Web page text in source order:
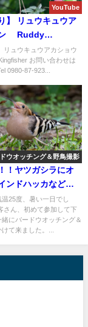
YouTube
】 リュウキュウア
ン Ruddy
リュウキュウアカショウ
お問い合わせは
0980-87-923...
ウオッチング＆野鳥撮影
！ヤツガシラにオ
ンドハッカなど。
チング＆野鳥撮影
25度、暑い一日でし
さん、初めて参加して下
にバードウオッチング＆
て来ました。...